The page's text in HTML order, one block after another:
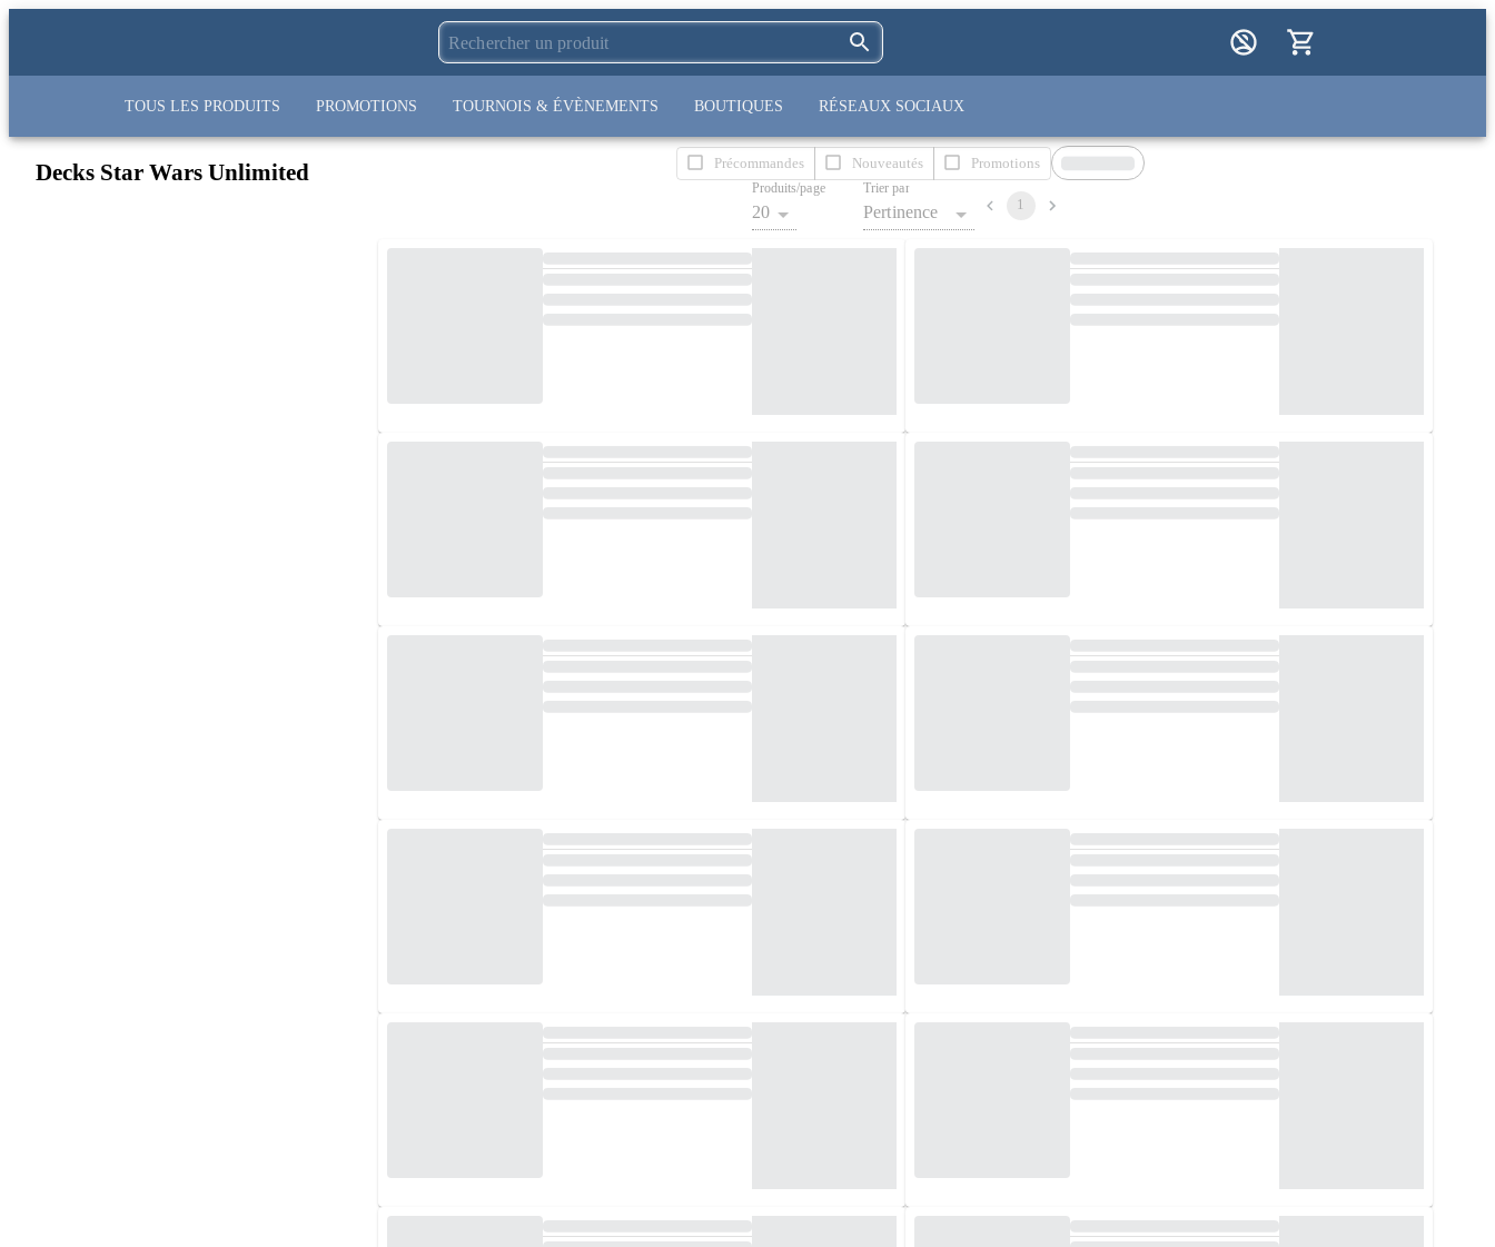
TOUS LES PRODUITS PROMOTIONS TOURNOIS & ÉVÈNEMENTS BOUTIQUES RÉSEAUX SOCIAUX
Decks Star Wars Unlimited Précommandes Nouveautés Promotions
Produits/page
20
Trier par
Pertinence 1